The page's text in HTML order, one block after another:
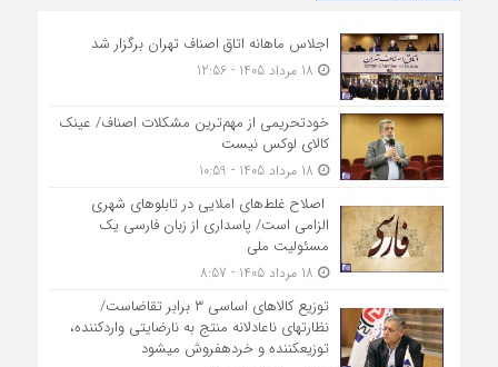
اجلاس ماهانه اتاق اصناف تهران برگزار شد
خودتحریمی از مهم‌ترین مشکلات اصناف/ عینک
کالای لوکس نیست
اصلاح غلط‌های املایی در تابلوهای شهری
الزامی است/ پاسداری از زبان فارسی یک
مسئولیت ملی
توزیع کالاهای اساسی ۳ برابر تقاضاست/
نظارت‎های ناعادلانه منتج به نارضایتی واردکننده،
توزیع‎کننده و خرده‎فروش می‎شود